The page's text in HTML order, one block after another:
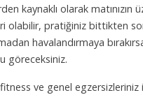
kaynaklı olarak matınızın
olabilir, pratiğiniz bittikten
havalandırmaya
göreceksiniz.
ve genel egzersizleriniz